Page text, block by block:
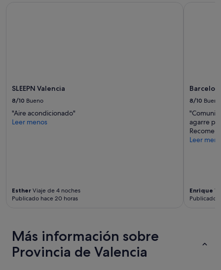
condiciones
adicionales.
SLEEPN Valencia
8/10 Bueno
"Aire acondicionado"
Leer menos
Esther Viaje de 4 noches
Publicado hace 20 horas
Barcelo
8/10 Bueno
agarre
Leer
Enrique
Publicado
Más información sobre
Provincia de Valencia